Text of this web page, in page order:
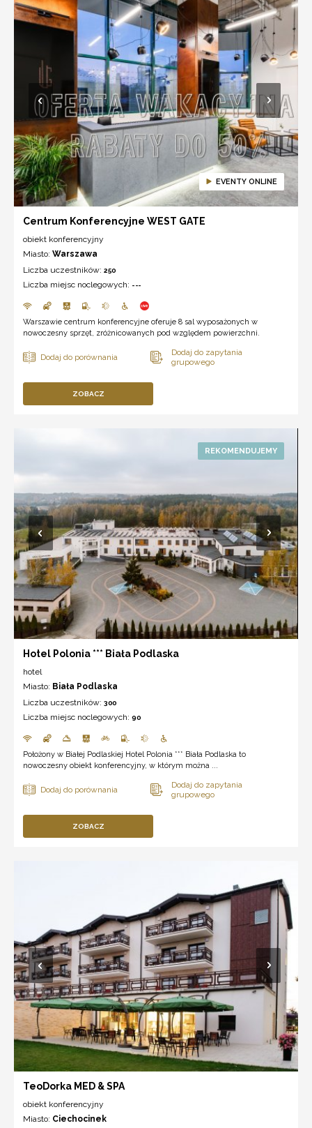
EVENTY ONLINE
Centrum Konferencyjne WEST GATE
obiekt konferencyjny
Miasto: Warszawa
Liczba uczestników: 250
Liczba miejsc noclegowych: ---
Warszawie centrum konferencyjne oferuje 8 sal wyposażonych w
nowoczesny sprzęt, zróżnicowanych pod względem powierzchni.
ZOBACZ
Hotel Polonia *** Biała Podlaska
hotel
Miasto: Biała Podlaska
Liczba uczestników: 300
Liczba miejsc noclegowych: 90
Położony w Białej Podlaskiej Hotel Polonia *** Biała Podlaska to
nowoczesny obiekt konferencyjny, w którym można ...
ZOBACZ
TeoDorka MED & SPA
obiekt konferencyjny
Miasto: Ciechocinek